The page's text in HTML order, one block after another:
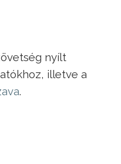
nyílt
illetve a
.